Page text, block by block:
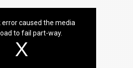
caused the media
to fail part-way.